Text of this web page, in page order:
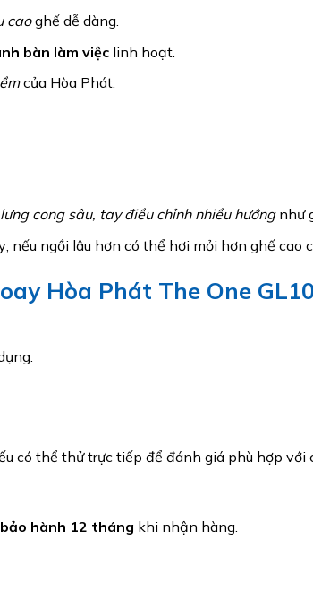
caoghế dễ dàng.
bàn làm việclinh hoạt.
của Hòa Phát.
cong sâu, tay điều chỉnh nhiều hướngnhư
nếu ngồi lâu hơn có thể hơi mỏi hơn ghế cao
Hòa Phát The One
có thể thử trực tiếp để đánh giá phù hợp với
hành 12 tháng khi nhận hàng.